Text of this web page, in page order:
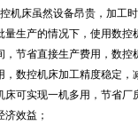
机床虽然设备昂贵，加工
量生产的情况下，使用数
，节省直接生产费用，数控
，数控机床加工精度稳定，
床可实现一机多用，节省厂
效益；